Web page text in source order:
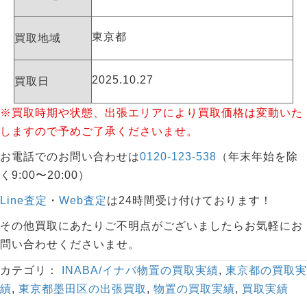
買取地域 東京都
買取日 2025.10.27
※買取時期や状態、出張エリアにより買取価格は変動いた
しますので予めご了承くださいませ。
お電話でのお問い合わせは0120-123-538 （年末年始を除
く9:00〜20:00）
Line査定 ・ Web査定は24時間受け付けております！
その他買取にあたりご不明点がございましたらお気軽にお
問い合わせくださいませ。
カテゴリ： INABA/イナバ物置の買取実績, 東京都の買取実
績, 東京都墨田区の出張買取 , 物置の買取実績, 買取実績